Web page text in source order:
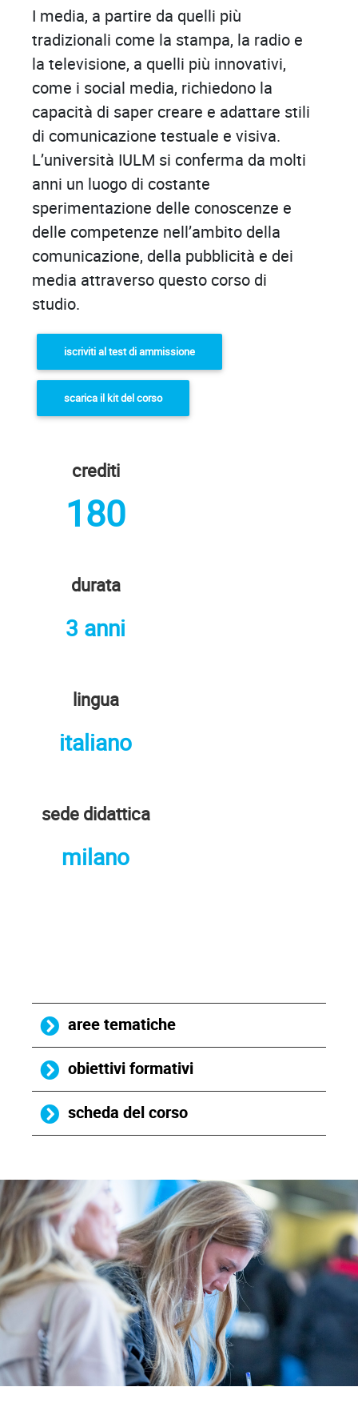
I media, a partire da quelli più
tradizionali come la stampa, la radio e
la televisione, a quelli più innovativi,
come i social media, richiedono la
capacità di saper creare e adattare stili
di comunicazione testuale e visiva.
L’università IULM si conferma da molti
anni un luogo di costante
sperimentazione delle conoscenze e
delle competenze nell’ambito della
comunicazione, della pubblicità e dei
media attraverso questo corso di
studio.
iscriviti al test di ammissione
scarica il kit del corso
crediti
180
durata
3 anni
lingua
italiano
sede didattica
milano
aree tematiche
obiettivi formativi
scheda del corso